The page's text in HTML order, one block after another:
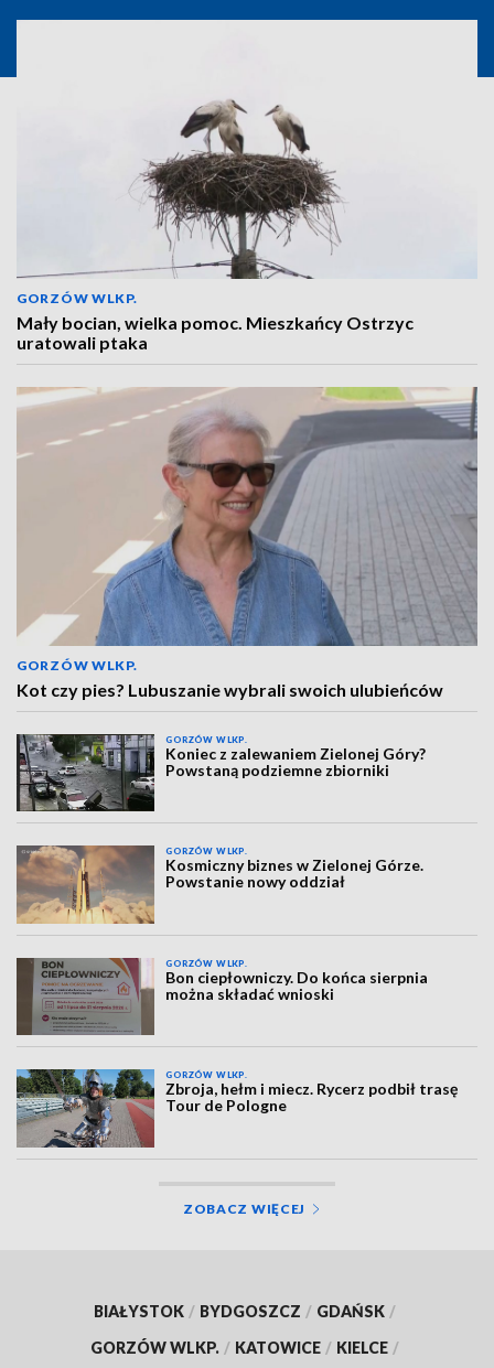
GORZÓW WLKP.
Mały bocian, wielka pomoc. Mieszkańcy Ostrzyc
uratowali ptaka
GORZÓW WLKP.
Kot czy pies? Lubuszanie wybrali swoich ulubieńców
GORZÓW WLKP.
Koniec z zalewaniem Zielonej Góry?
Powstaną podziemne zbiorniki
GORZÓW WLKP.
Kosmiczny biznes w Zielonej Górze.
Powstanie nowy oddział
GORZÓW WLKP.
Bon ciepłowniczy. Do końca sierpnia
można składać wnioski
GORZÓW WLKP.
Zbroja, hełm i miecz. Rycerz podbił trasę
Tour de Pologne
ZOBACZ WIĘCEJ
BIAŁYSTOK / BYDGOSZCZ / GDAŃSK /
GORZÓW WLKP. / KATOWICE / KIELCE /